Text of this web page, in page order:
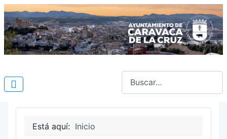
Está aquí: Inicio